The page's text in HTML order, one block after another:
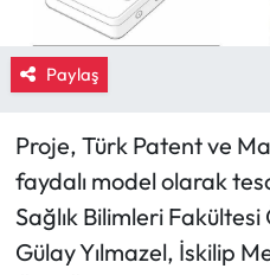
Paylaş
Proje, Türk Patent ve
faydalı model olarak
Sağlık Bilimleri
Gülay Yılmazel, İskilip
Kargı Haberleri
Kültür Sanat
Laçin Haberleri